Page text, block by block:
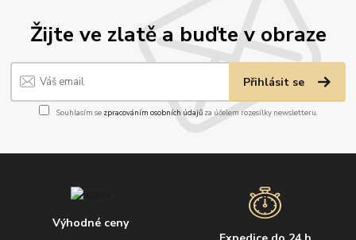
Žijte ve zlatě a buďte v obraze
Přihlásit se
Souhlasím se zpracováním osobních údajůza účelem rozesílky newsletteru.
Výhodné ceny